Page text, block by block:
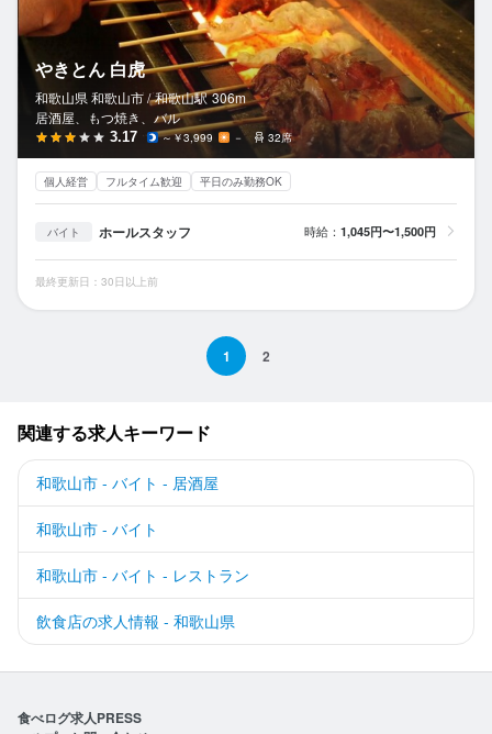
やきとん 白虎
和歌山県 和歌山市 / 和歌山駅 306m
居酒屋、もつ焼き、バル
3.17 ～￥3,999 － 32席
個人経営 フルタイム歓迎 平日のみ勤務OK
バイト ホールスタッフ 時給： 1,045円〜1,500円
最終更新日：30日以上前
1 2
関連する求人キーワード
和歌山市 - バイト - 居酒屋
和歌山市 - バイト
和歌山市 - バイト - レストラン
飲食店の求人情報 - 和歌山県
食べログ求人PRESS